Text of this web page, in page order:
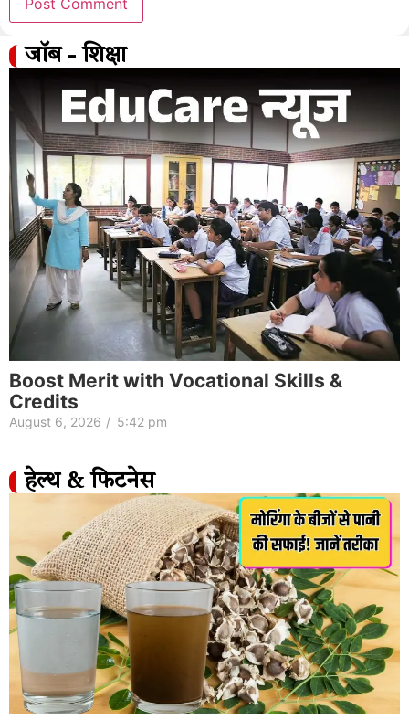
जॉब - शिक्षा
Boost Merit with Vocational Skills &
Credits
August 6, 2026 / 5:42 pm
हेल्थ & फिटनेस